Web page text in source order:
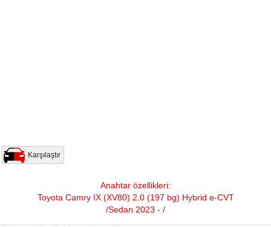
Karşılaştır
Anahtar özellikleri:
Toyota Camry IX (XV80) 2.0 (197 bg) Hybrid e-CVT
/Sedan 2023 - /